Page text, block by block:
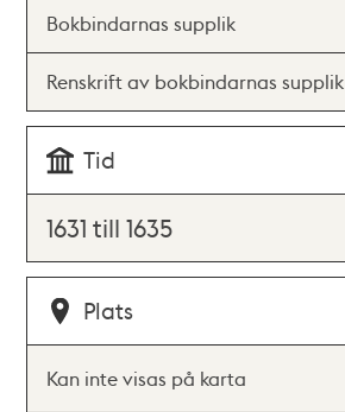
Bokbindarnas supplik
Renskrift av bokbindarnas supplik
Tid
1631 till 1635
Plats
Kan inte visas på karta